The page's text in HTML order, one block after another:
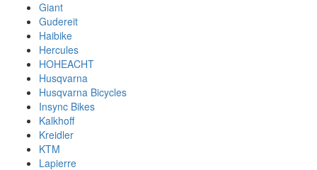
Giant
Gudereit
Haibike
Hercules
HOHEACHT
Husqvarna
Husqvarna Bicycles
Insync Bikes
Kalkhoff
Kreidler
KTM
Lapierre